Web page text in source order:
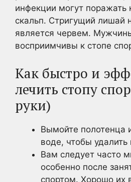
инфекции могут поражать
скальп. Стригущий лишай
является червем.
восприимчивы к стопе
Как быстро и
лечить стопу
руки)
Вымойте полотенца
воде, чтобы удалить
Вам следует часто
особенно после
спортом. Хорошо их